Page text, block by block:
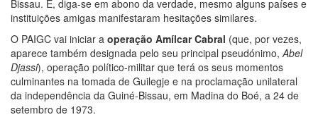
Bissau. E, diga-se em abono da verdade, mesmo alguns países e
instituições amigas manifestaram hesitações similares.
O PAIGC vai iniciar a operação Amílcar Cabral (que, por vezes,
aparece também designada pelo seu principal pseudónimo, Abel
Djassi), operação político-militar que terá os seus momentos
culminantes na tomada de Guilegje e na proclamação unilateral
da independência da Guiné-Bissau, em Madina do Boé, a 24 de
setembro de 1973.